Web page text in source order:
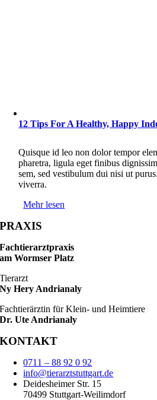
12 Tips For A Healthy, Happy
Quisque id leo non dolor tempor
pharetra, ligula eget finibus
sem, sed vestibulum dui nisi ut
viverra.
Mehr lesen
PRAXIS
Fachtierarztpraxis
am Wormser Platz
Tierarzt
Ny Hery Andrianaly
Fachtierärztin für Klein- und Heimtiere
Dr. Ute Andrianaly
KONTAKT
0711 – 88 92 0 92
info@tierarztstuttgart.de
Deidesheimer Str. 15
70499 Stuttgart-Weilimdorf